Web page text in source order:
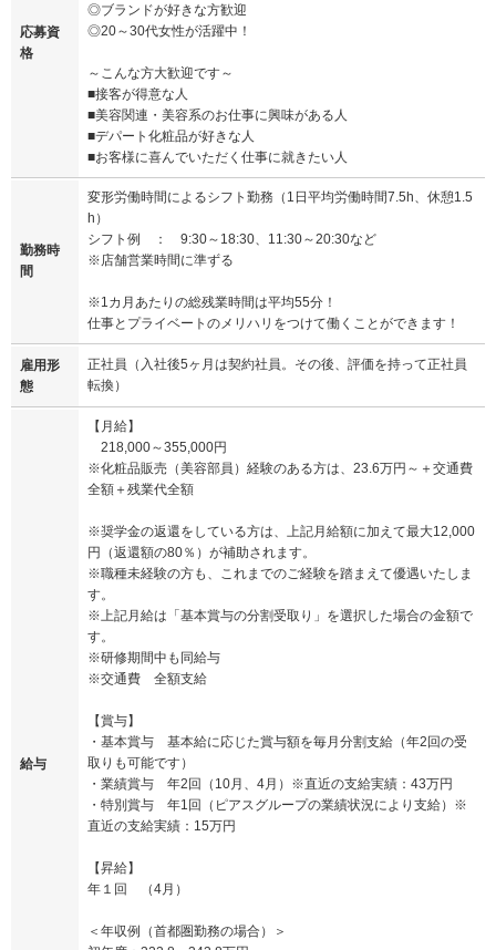
応募資
格
◎ブランドが好きな方歓迎
◎20～30代女性が活躍中！
～こんな方大歓迎です～
■接客が得意な人
■美容関連・美容系のお仕事に興味がある人
■デパート化粧品が好きな人
■お客様に喜んでいただく仕事に就きたい人
勤務時
間
変形労働時間によるシフト勤務（1日平均労働時間7.5h、休憩1.5
h）
シフト例 ： 9:30～18:30、11:30～20:30など
※店舗営業時間に準ずる
※1カ月あたりの総残業時間は平均55分！
仕事とプライベートのメリハリをつけて働くことができます！
雇用形
態
正社員（入社後5ヶ月は契約社員。その後、評価を持って正社員
転換）
給与
【月給】
218,000～355,000円
※化粧品販売（美容部員）経験のある方は、23.6万円～＋交通費
全額＋残業代全額
※奨学金の返還をしている方は、上記月給額に加えて最大12,000
円（返還額の80％）が補助されます。
※職種未経験の方も、これまでのご経験を踏まえて優遇いたしま
す。
※上記月給は「基本賞与の分割受取り」を選択した場合の金額で
す。
※研修期間中も同給与
※交通費 全額支給
【賞与】
・基本賞与 基本給に応じた賞与額を毎月分割支給（年2回の受
取りも可能です）
・業績賞与 年2回（10月、4月）※直近の支給実績：43万円
・特別賞与 年1回（ピアスグループの業績状況により支給）※
直近の支給実績：15万円
【昇給】
年１回 （4月）
＜年収例（首都圏勤務の場合）＞